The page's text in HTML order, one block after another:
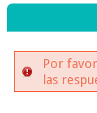
Por
las